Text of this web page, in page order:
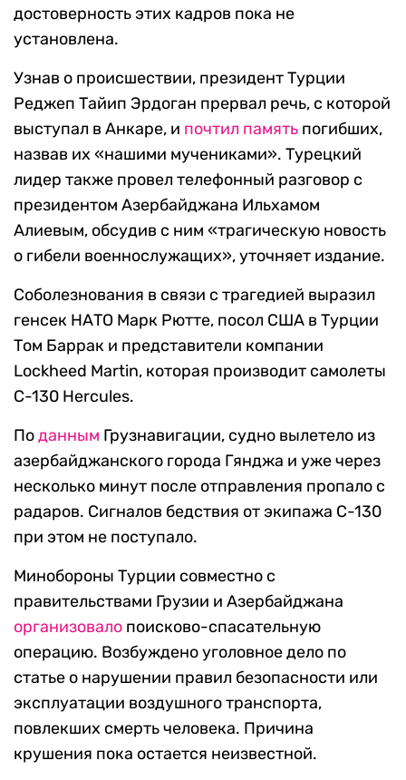
достоверность этих кадров пока не
установлена.
Узнав о происшествии, президент Турции
Реджеп Тайип Эрдоган прервал речь, с которой
выступал в Анкаре, и почтил память погибших,
назвав их «нашими мучениками». Турецкий
лидер также провел телефонный разговор с
президентом Азербайджана Ильхамом
Алиевым, обсудив с ним «трагическую новость
о гибели военнослужащих», уточняет издание.
Соболезнования в связи с трагедией выразил
генсек НАТО Марк Рютте, посол США в Турции
Том Баррак и представители компании
Lockheed Martin, которая производит самолеты
C-130 Hercules.
Поданным Грузнавигации, судно вылетело из
азербайджанского города Гянджа и уже через
несколько минут после отправления пропало с
радаров. Сигналов бедствия от экипажа С-130
при этом не поступало.
Минобороны Турции совместно с
правительствами Грузии и Азербайджана
организовало поисково-спасательную
операцию. Возбуждено уголовное дело по
статье о нарушении правил безопасности или
эксплуатации воздушного транспорта,
повлекших смерть человека. Причина
крушения пока остается неизвестной.